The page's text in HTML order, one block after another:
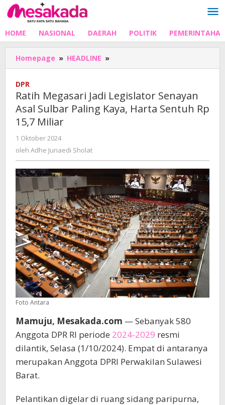
Lewati
ke
HOME NASIONAL DAERAH POLITIK
Homepage » HEADLINE »
Megasari
Senayan
Asal
Sentuh
15,7
Miliar
DPR
Ratih Megasari Jadi Legislator Senayan
Asal Sulbar Paling Kaya, Harta Sentuh Rp
15,7 Miliar
1 Oktober 2024
Adhe
oleh Adhe Junaedi Sholat
Foto Antara
Mamuju, Mesakada.com — Sebanyak 580
Anggota DPR RI periode 2024-2029 resmi
dilantik, Selasa (1/10/2024). Empat di antaranya
merupakan Anggota DPRI Perwakilan Sulawesi
Barat.
Pelantikan digelar di ruang sidang paripurna,